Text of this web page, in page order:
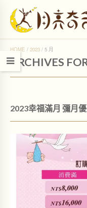
HOME / 2023 / 5 月
ARCHIVES
2023幸福滿月 彌月